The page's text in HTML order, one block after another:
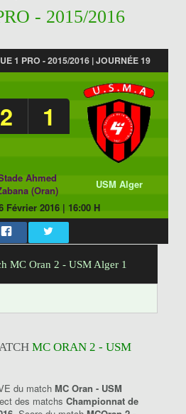
- 2015/2016
1 PRO - 2015/2016 | JOURNÉE 19
2 1
Ahmed
(Oran)
USM Alger
Février 2016| 16:00 H
MC Oran 2 - USM Alger 1
MC ORAN 2 - USM
du match MC Oran - USM
des matchs Championnat de